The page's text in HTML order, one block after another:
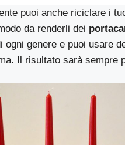
puoi anche riciclare i
da renderli dei
ogni genere e puoi usare
Il risultato sarà sempre